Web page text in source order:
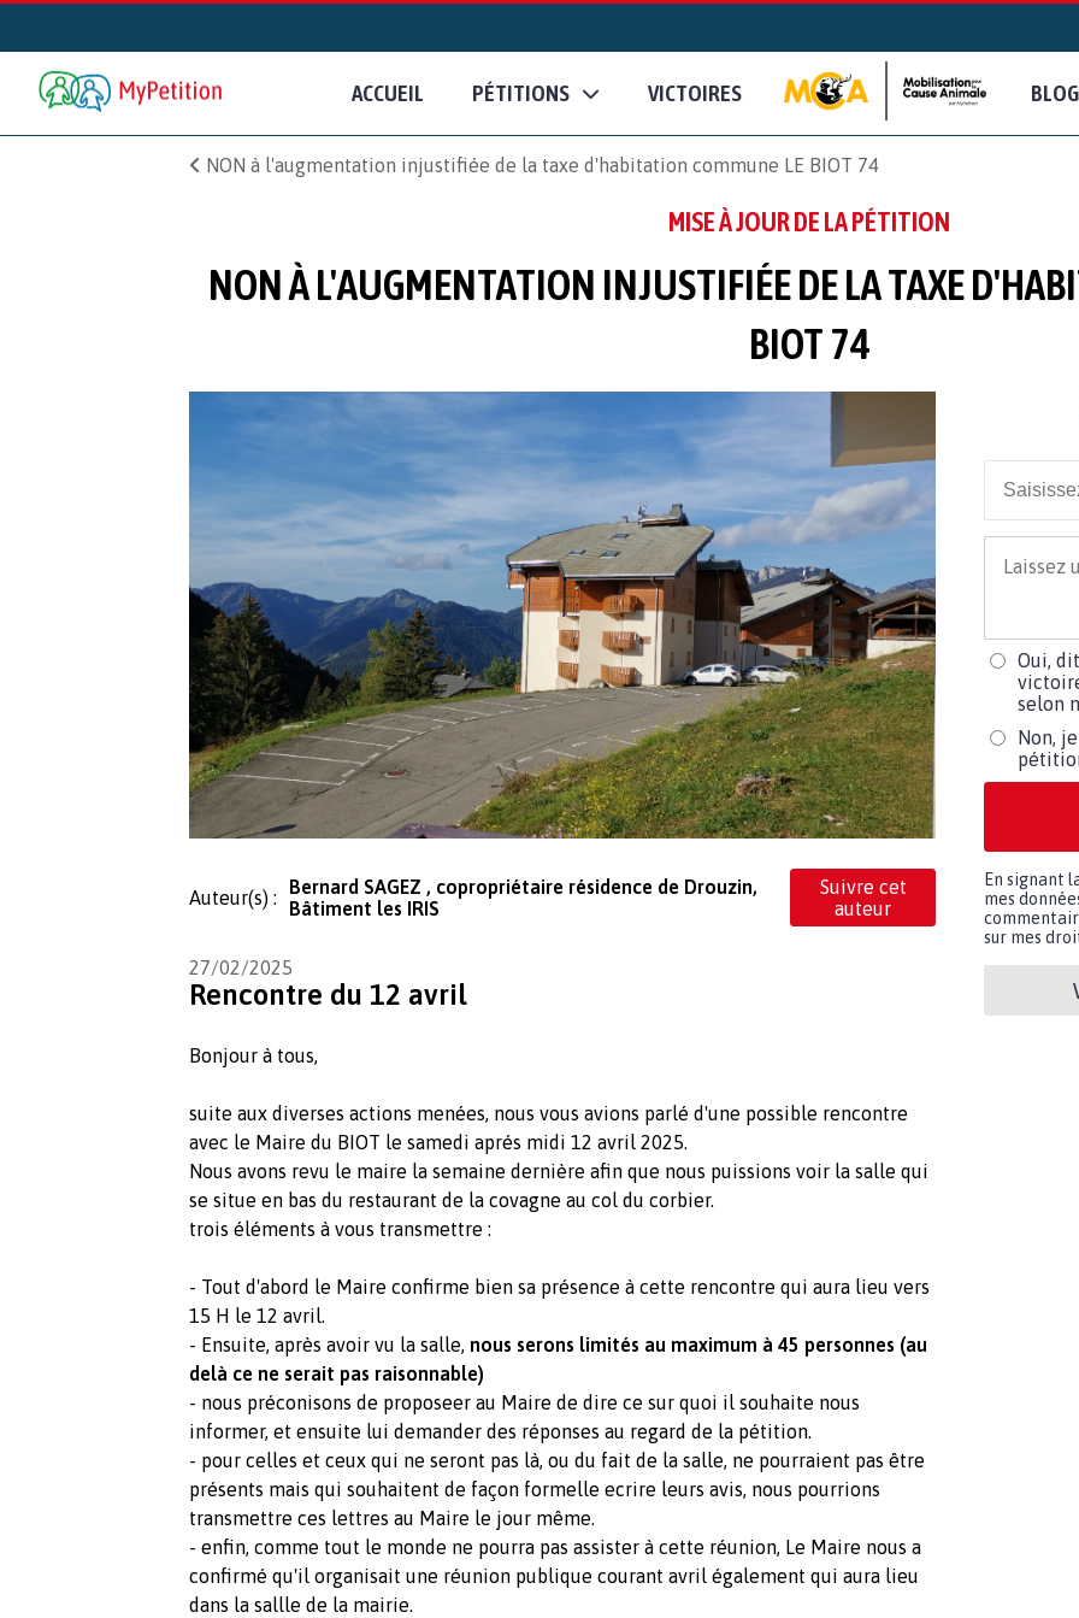
ACCUEIL PÉTITIONS VICTOIRES BLOG
NON à l'augmentation injustifiée de la taxe d'habitation commune LE BIOT 74
MISE À JOUR DE LA PÉTITION
NON À L'AUGMENTATION INJUSTIFIÉE DE LA TAXE
BIOT 74
Auteur(s) :
Bernard SAGEZ , copropriétaire résidence de Drouzin,
Bâtiment les IRIS
Suivre cet
auteur
27/02/2025
Rencontre du 12 avril
Bonjour à tous,
suite aux diverses actions menées, nous vous avions parlé d'une possible rencontre
avec le Maire du BIOT le samedi aprés midi 12 avril 2025.
Nous avons revu le maire la semaine dernière afin que nous puissions voir la salle qui
se situe en bas du restaurant de la covagne au col du corbier.
trois éléments à vous transmettre :
- Tout d'abord le Maire confirme bien sa présence à cette rencontre qui aura lieu vers
15 H le 12 avril.
- Ensuite, après avoir vu la salle, nous serons limités au maximum à 45 personnes (au
delà ce ne serait pas raisonnable)
- nous préconisons de proposeer au Maire de dire ce sur quoi il souhaite nous
informer, et ensuite lui demander des réponses au regard de la pétition.
- pour celles et ceux qui ne seront pas là, ou du fait de la salle, ne pourraient pas être
présents mais qui souhaitent de façon formelle ecrire leurs avis, nous pourrions
transmettre ces lettres au Maire le jour même.
- enfin, comme tout le monde ne pourra pas assister à cette réunion, Le Maire nous a
confirmé qu'il organisait une réunion publique courant avril également qui aura lieu
dans la sallle de la mairie.
Oui,
selon
Non,
En signant
mes
sur mes